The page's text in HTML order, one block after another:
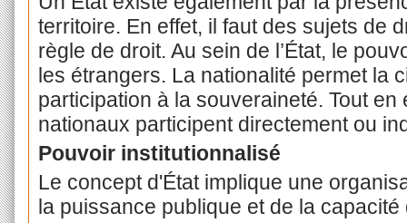
territoire. En effet, il faut des sujets de
règle de droit. Au sein de l’État, le
les étrangers. La nationalité permet la
participation à la souveraineté. Tout en
nationaux participent directement ou
Pouvoir institutionnalisé
Le concept d'État implique une
la puissance publique et de la